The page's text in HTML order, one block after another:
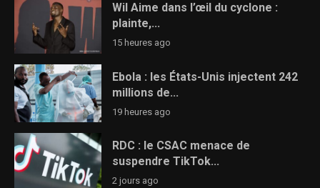
Wil Aime dans l’œil du cyclone :
plainte,...
15 heures ago
Ebola : les États-Unis injectent 242
millions de...
19 heures ago
RDC : le CSAC menace de
suspendre TikTok...
2 jours ago